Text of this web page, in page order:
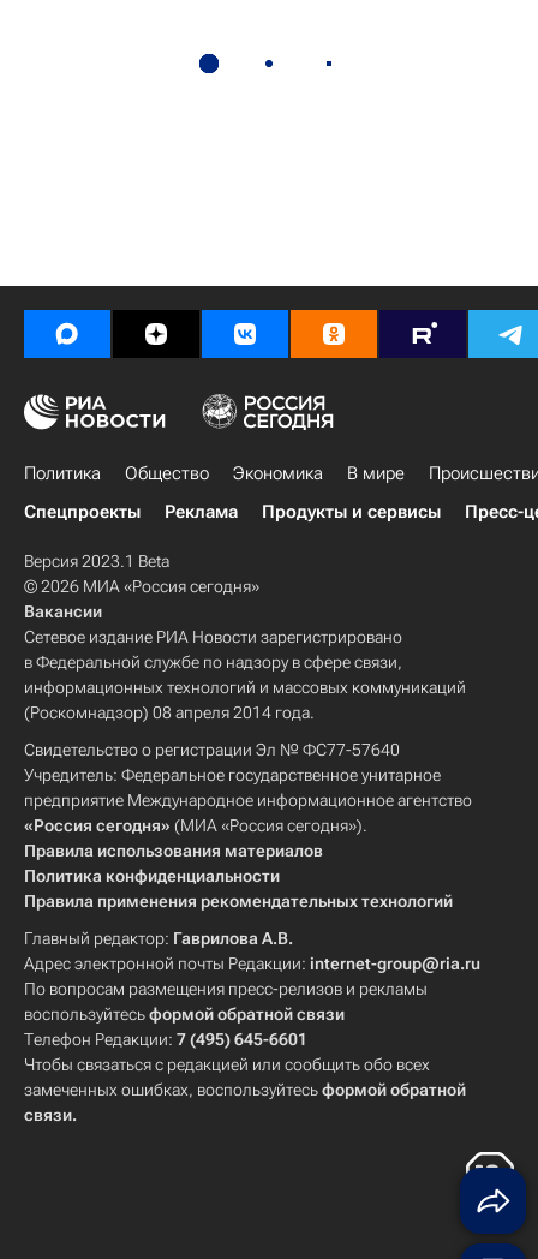
Политика Общество Экономика В мире
Спецпроекты
Реклама Продукты и сервисы Пресс-
Версия 2023.1 Beta
© 2026 МИА «Россия сегодня»
Вакансии
Сетевое издание РИА Новости зарегистрировано
в Федеральной службе по надзору в сфере связи,
информационных технологий и массовых коммуникаций
(Роскомнадзор) 08 апреля 2014 года.
Свидетельство о регистрации Эл № ФС77-57640
Учредитель: Федеральное государственное унитарное
предприятие Международное информационное агентство
«Россия сегодня» (МИА «Россия сегодня»).
Правила использования материалов
Политика конфиденциальности
Правила применения рекомендательных технологий
Главный редактор: Гаврилова А.В.
Адрес электронной почты Редакции: internet-group@ria.ru
По вопросам размещения пресс-релизов и рекламы
воспользуйтесьформой обратной связи
Телефон Редакции: 7 (495) 645-6601
Чтобы связаться с редакцией или сообщить обо всех
замеченных ошибках, воспользуйтесьформой обратной
связи.